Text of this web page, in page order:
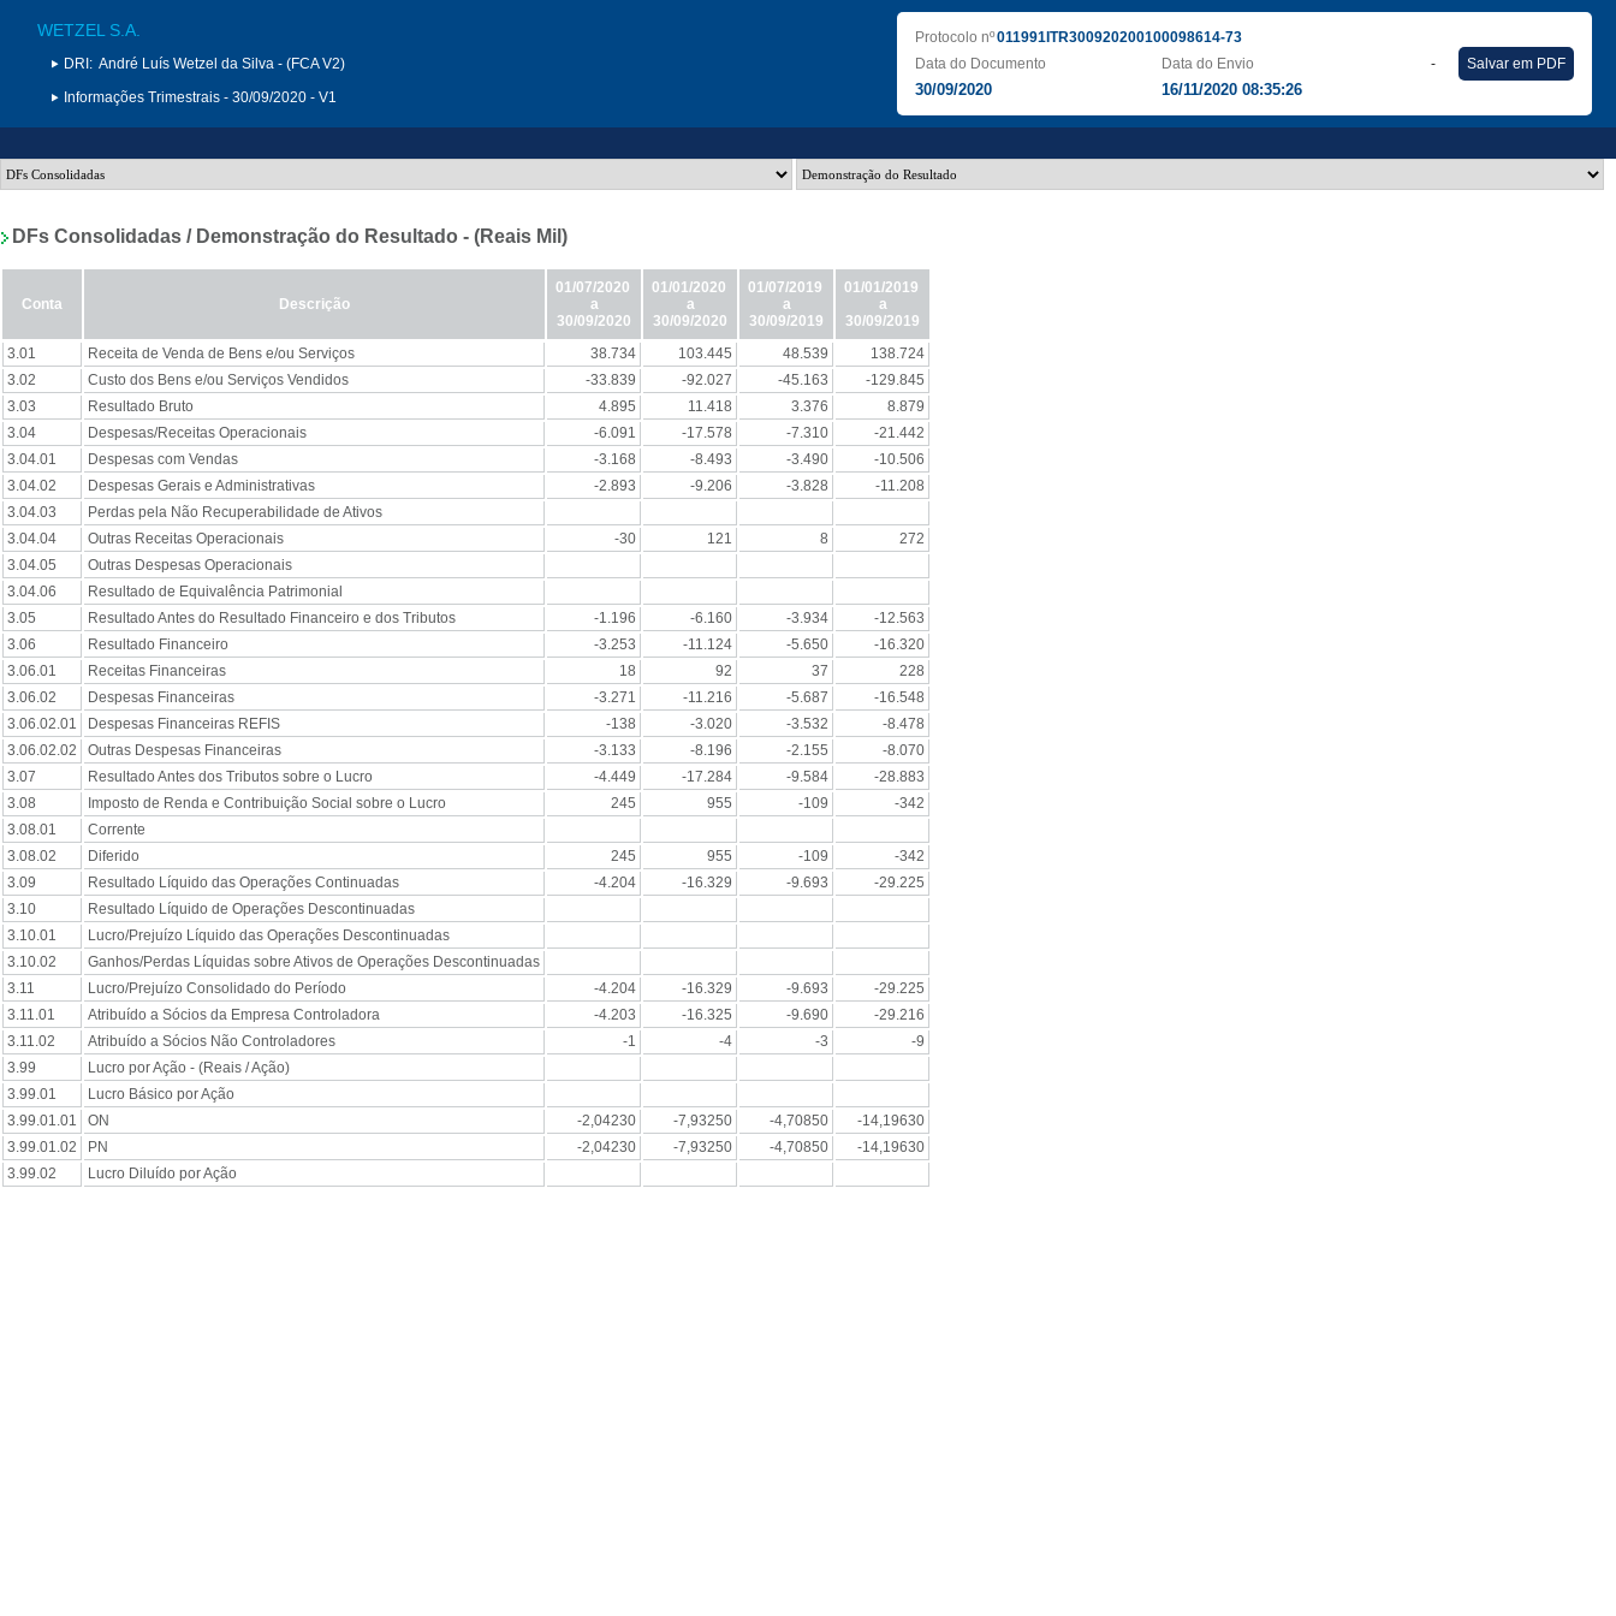
WETZEL S.A.
DRI: André Luís Wetzel da Silva - (FCA V2)
Informações Trimestrais - 30/09/2020 - V1
Protocolo nº011991ITR300920200100098614-73
Data do Documento
30/09/2020
Data do Envio
16/11/2020 08:35:26
- Salvar em PDF